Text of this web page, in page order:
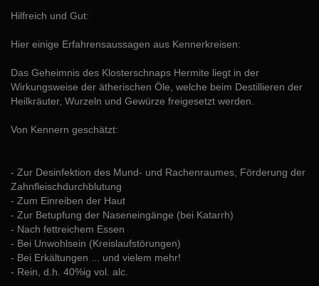
Hilfreich und Gut:
Hier einige Erfahrensaussagen aus Kennerkreisen:
Das Geheimnis des Klosterschnaps Hermite liegt in der
Wirkungsweise der ätherischen Öle, welche beim Destillieren der
Heilkräuter, Wurzeln und Gewürze freigesetzt werden.
Von Kennern geschätzt:
- Zur Desinfektion des Mund- und Rachenraumes, Förderung der
Zahnfleischdurchblutung
- Zum Einreiben der Haut
- Zur Betupfung der Naseneingänge (bei Katarrh)
- Nach fettreichem Essen
- Bei Unwohlsein (Kreislaufstörungen)
- Bei Erkältungen ... und vielem mehr!
- Rein, d.h. 40%ig vol. alc.